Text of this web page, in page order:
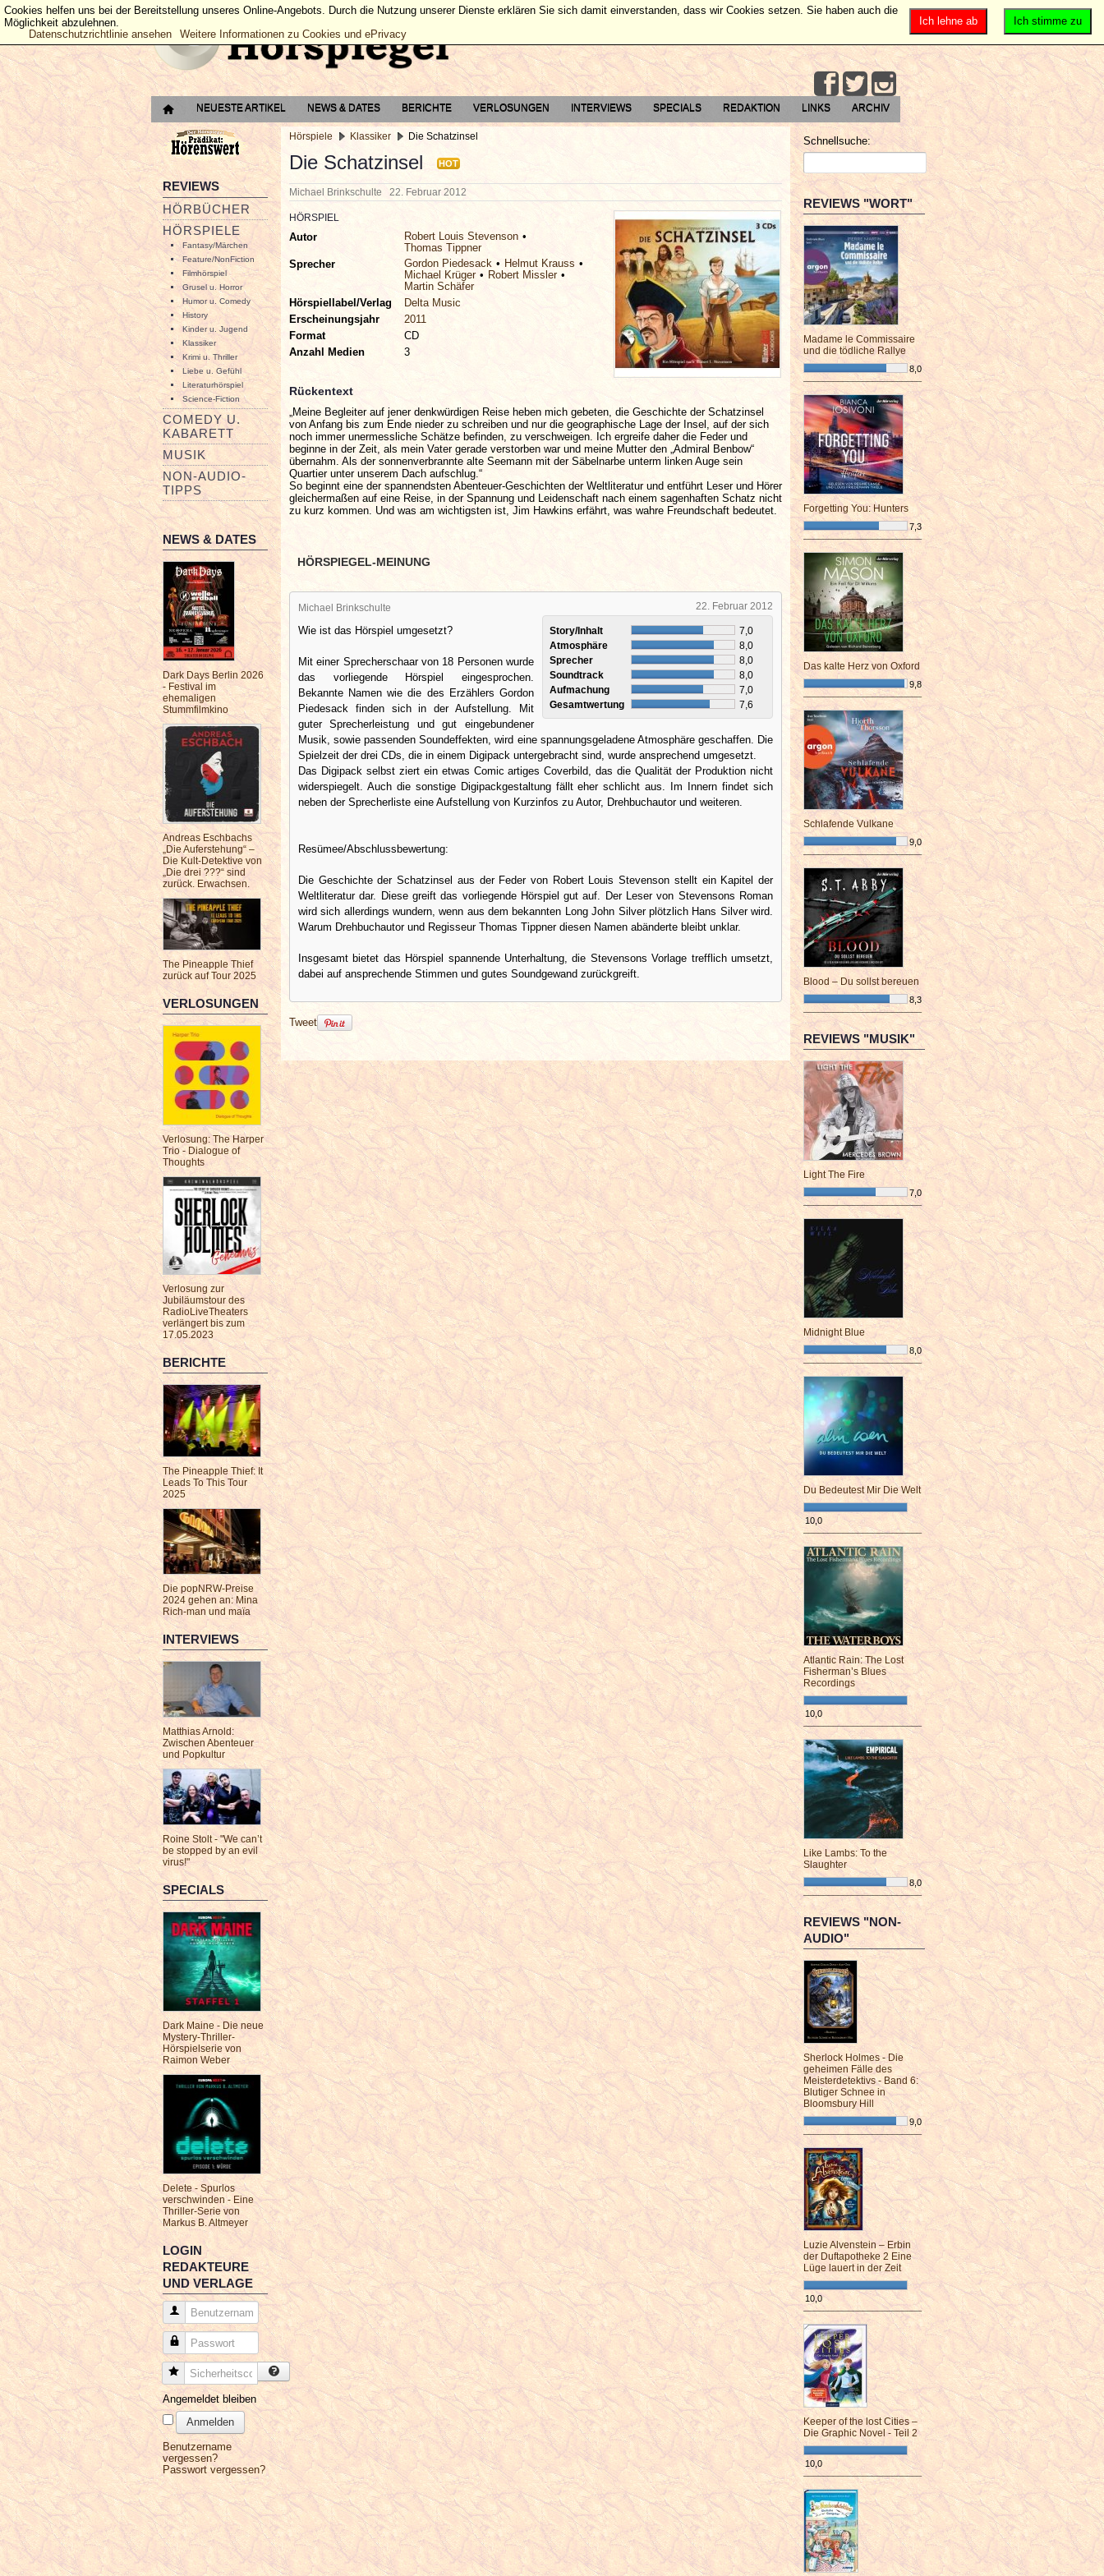
NEUESTE ARTIKEL NEWS & DATES BERICHTE VERLOSUNGEN INTERVIEWS SPECIALS REDAKTION LINKS ARCHIV
REVIEWS
HÖRBÜCHER
HÖRSPIELE
Fantasy/Märchen
Feature/NonFiction
Filmhörspiel
Grusel u. Horror
Humor u. Comedy
History
Kinder u. Jugend
Klassiker
Krimi u. Thriller
Liebe u. Gefühl
Literaturhörspiel
Science-Fiction
COMEDY U.
KABARETT
MUSIK
NON-AUDIO-
TIPPS
NEWS & DATES
Dark Days Berlin 2026
- Festival im
ehemaligen
Stummfilmkino
Andreas Eschbachs
„Die Auferstehung“ –
Die Kult-Detektive von
„Die drei ???“ sind
zurück. Erwachsen.
The Pineapple Thief
zurück auf Tour 2025
VERLOSUNGEN
Verlosung: The Harper
Trio - Dialogue of
Thoughts
Verlosung zur
Jubiläumstour des
RadioLiveTheaters
verlängert bis zum
17.05.2023
BERICHTE
The Pineapple Thief: It
Leads To This Tour
2025
Die popNRW-Preise
2024 gehen an: Mina
Rich-man und maïa
INTERVIEWS
Matthias Arnold:
Zwischen Abenteuer
und Popkultur
Roine Stolt - "We can’t
be stopped by an evil
virus!"
SPECIALS
Dark Maine - Die neue
Mystery-Thriller-
Hörspielserie von
Raimon Weber
Delete - Spurlos
verschwinden - Eine
Thriller-Serie von
Markus B. Altmeyer
LOGIN
REDAKTEURE
UND VERLAGE
Benutzername
Passwort
Sicherheitscode
Angemeldet bleiben
Anmelden
Benutzername
vergessen?
Passwort vergessen?
Hörspiele Klassiker Die Schatzinsel
Die Schatzinsel HOT
Michael Brinkschulte 22. Februar 2012
HÖRSPIEL
Autor
Robert Louis Stevenson
Thomas Tippner
Sprecher
Gordon Piedesack
Helmut Krauss
Michael Krüger
Robert Missler
Martin Schäfer
Hörspiellabel/Verlag
Delta Music
Erscheinungsjahr
2011
Format
CD
Anzahl Medien
3
Rückentext
„Meine Begleiter auf jener denkwürdigen Reise heben mich gebeten, die Geschichte der Schatzinsel
von Anfang bis zum Ende nieder zu schreiben und nur die geographische Lage der Insel, auf der sich
noch immer unermessliche Schätze befinden, zu verschweigen. Ich ergreife daher die Feder und
beginne in der Zeit, als mein Vater gerade verstorben war und meine Mutter den „Admiral Benbow“
übernahm. Als der sonnenverbrannte alte Seemann mit der Säbelnarbe unterm linken Auge sein
Quartier unter unserem Dach aufschlug.“
So beginnt eine der spannendsten Abenteuer-Geschichten der Weltliteratur und entführt Leser und Hörer
gleichermaßen auf eine Reise, in der Spannung und Leidenschaft nach einem sagenhaften Schatz nicht
zu kurz kommen. Und was am wichtigsten ist, Jim Hawkins erfährt, was wahre Freundschaft bedeutet.
HÖRSPIEGEL-MEINUNG
22. Februar 2012
Michael Brinkschulte
Story/Inhalt
7,0
Atmosphäre
8,0
Sprecher
8,0
Soundtrack
8,0
Aufmachung
7,0
Gesamtwertung
7,6
Wie ist das Hörspiel umgesetzt?
Mit einer Sprecherschaar von 18 Personen wurde
das vorliegende Hörspiel eingesprochen.
Bekannte Namen wie die des Erzählers Gordon
Piedesack finden sich in der Aufstellung. Mit
guter Sprecherleistung und gut eingebundener
Musik, sowie passenden Soundeffekten, wird eine spannungsgeladene Atmosphäre geschaffen. Die
Spielzeit der drei CDs, die in einem Digipack untergebracht sind, wurde ansprechend umgesetzt.
Das Digipack selbst ziert ein etwas Comic artiges Coverbild, das die Qualität der Produktion nicht
widerspiegelt. Auch die sonstige Digipackgestaltung fällt eher schlicht aus. Im Innern findet sich
neben der Sprecherliste eine Aufstellung von Kurzinfos zu Autor, Drehbuchautor und weiteren.
Resümee/Abschlussbewertung:
Die Geschichte der Schatzinsel aus der Feder von Robert Louis Stevenson stellt ein Kapitel der
Weltliteratur dar. Diese greift das vorliegende Hörspiel gut auf. Der Leser von Stevensons Roman
wird sich allerdings wundern, wenn aus dem bekannten Long John Silver plötzlich Hans Silver wird.
Warum Drehbuchautor und Regisseur Thomas Tippner diesen Namen abänderte bleibt unklar.
Insgesamt bietet das Hörspiel spannende Unterhaltung, die Stevensons Vorlage trefflich umsetzt,
dabei auf ansprechende Stimmen und gutes Soundgewand zurückgreift.
Tweet
Schnellsuche:
REVIEWS "WORT"
Madame le Commissaire
und die tödliche Rallye
8,0
¯¯¯¯¯¯¯¯¯¯¯¯¯¯¯¯¯¯¯¯¯¯¯¯
Forgetting You: Hunters
7,3
¯¯¯¯¯¯¯¯¯¯¯¯¯¯¯¯¯¯¯¯¯¯¯¯
Das kalte Herz von Oxford
9,8
¯¯¯¯¯¯¯¯¯¯¯¯¯¯¯¯¯¯¯¯¯¯¯¯
Schlafende Vulkane
9,0
¯¯¯¯¯¯¯¯¯¯¯¯¯¯¯¯¯¯¯¯¯¯¯¯
Blood – Du sollst bereuen
8,3
¯¯¯¯¯¯¯¯¯¯¯¯¯¯¯¯¯¯¯¯¯¯¯¯
REVIEWS "MUSIK"
Light The Fire
7,0
¯¯¯¯¯¯¯¯¯¯¯¯¯¯¯¯¯¯¯¯¯¯¯¯
Midnight Blue
8,0
¯¯¯¯¯¯¯¯¯¯¯¯¯¯¯¯¯¯¯¯¯¯¯¯
Du Bedeutest Mir Die Welt
10,0
¯¯¯¯¯¯¯¯¯¯¯¯¯¯¯¯¯¯¯¯¯¯¯¯
Atlantic Rain: The Lost
Fisherman’s Blues
Recordings
10,0
¯¯¯¯¯¯¯¯¯¯¯¯¯¯¯¯¯¯¯¯¯¯¯¯
Like Lambs: To the
Slaughter
8,0
¯¯¯¯¯¯¯¯¯¯¯¯¯¯¯¯¯¯¯¯¯¯¯¯
REVIEWS "NON-
AUDIO"
Sherlock Holmes - Die
geheimen Fälle des
Meisterdetektivs - Band 6:
Blutiger Schnee in
Bloomsbury Hill
9,0
¯¯¯¯¯¯¯¯¯¯¯¯¯¯¯¯¯¯¯¯¯¯¯¯
Luzie Alvenstein – Erbin
der Duftapotheke 2 Eine
Lüge lauert in der Zeit
10,0
¯¯¯¯¯¯¯¯¯¯¯¯¯¯¯¯¯¯¯¯¯¯¯¯
Keeper of the lost Cities –
Die Graphic Novel - Teil 2
10,0
¯¯¯¯¯¯¯¯¯¯¯¯¯¯¯¯¯¯¯¯¯¯¯¯
Ich stimme zu
Ich lehne ab
Cookies helfen uns bei der Bereitstellung unseres Online-Angebots. Durch die Nutzung unserer Dienste erklären Sie sich damit einverstanden, dass wir Cookies setzen. Sie haben auch die
Möglichkeit abzulehnen.
Datenschutzrichtlinie ansehen
Weitere Informationen zu Cookies und ePrivacy